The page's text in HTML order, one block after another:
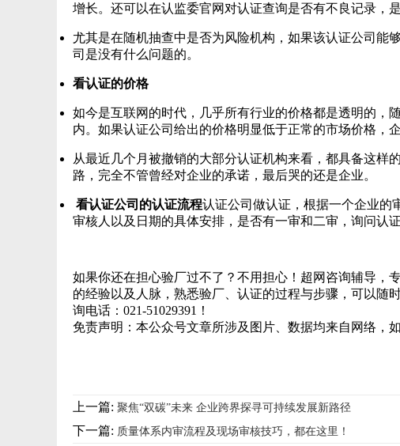
增长。还可以在认监委官网对认证查询是否有不良记录，
尤其是在随机抽查中是否为风险机构，如果该认证公司能
司是没有什么问题的。
看认证的价格
如今是互联网的时代，几乎所有行业的价格都是透明的，
内。如果认证公司给出的价格明显低于正常的市场价格，
从最近几个月被撤销的大部分认证机构来看，都具备这样
路，完全不管曾经对企业的承诺，最后哭的还是企业。
看认证公司的认证流程认证公司做认证，根据一个企业的
审核人以及日期的具体安排，是否有一审和二审，询问认
如果你还在担心验厂过不了？不用担心！超网咨询辅导，
的经验以及人脉，熟悉验厂、认证的过程与步骤，可以随
询电话：021-51029391！
免责声明：本公众号文章所涉及图片、数据均来自网络，
上一篇: 聚焦“双碳”未来 企业跨界探寻可持续发展新路径
下一篇: 质量体系内审流程及现场审核技巧，都在这里！